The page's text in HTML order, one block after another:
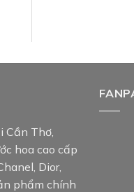
Cần Thơ,
hoa cao cấp
Dior,
phẩm chính